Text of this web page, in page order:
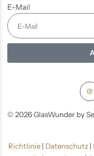
E-Mail
© 2026 GlasWunder by
Richtlinie| Datenschutz|